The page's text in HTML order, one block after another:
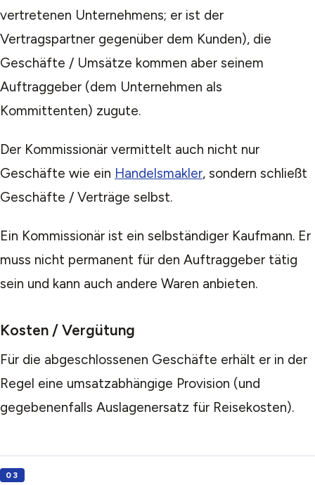
vertretenen Unternehmens; er ist der
Vertragspartner gegenüber dem Kunden), die
Geschäfte / Umsätze kommen aber seinem
Auftraggeber (dem Unternehmen als
Kommittenten) zugute.
Der Kommissionär vermittelt auch nicht nur
Geschäfte wie ein Handelsmakler, sondern schließt
Geschäfte / Verträge selbst.
Ein Kommissionär ist ein selbständiger Kaufmann. Er
muss nicht permanent für den Auftraggeber tätig
sein und kann auch andere Waren anbieten.
Kosten / Vergütung
Für die abgeschlossenen Geschäfte erhält er in der
Regel eine umsatzabhängige Provision (und
gegebenenfalls Auslagenersatz für Reisekosten).